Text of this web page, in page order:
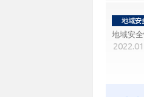
地域安全